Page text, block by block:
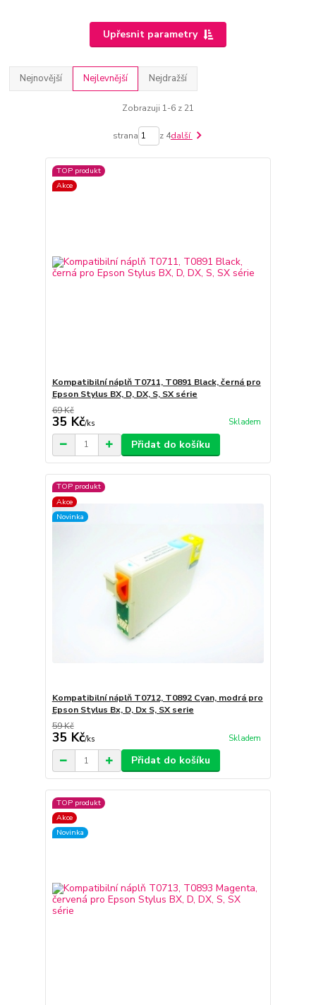
Upřesnit parametry
Nejnovější Nejlevnější Nejdražší
Zobrazuji 1-6 z 21
strana z 4další
TOP produkt
Akce
Kompatibilní náplň T0711, T0891 Black, černá pro
Epson Stylus BX, D, DX, S, SX série
69 Kč
35 Kč/ks Skladem
Přidat do košíku
TOP produkt
Akce
Novinka
Kompatibilní náplň T0712, T0892 Cyan, modrá pro
Epson Stylus Bx, D, Dx S, SX serie
59 Kč
35 Kč/ks Skladem
Přidat do košíku
TOP produkt
Akce
Novinka